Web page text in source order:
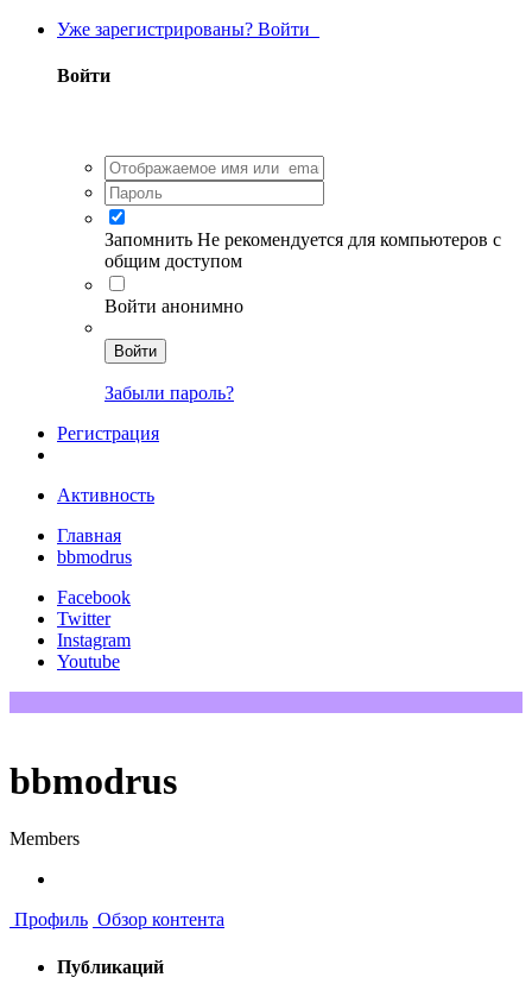
Уже зарегистрированы? Войти
Войти
Запомнить Не рекомендуется для компьютеров с
общим доступом
Войти анонимно
Войти
Забыли пароль?
Регистрация
Активность
Главная
bbmodrus
Facebook
Twitter
Instagram
Youtube
bbmodrus
Members
Профиль Обзор контента
Публикаций